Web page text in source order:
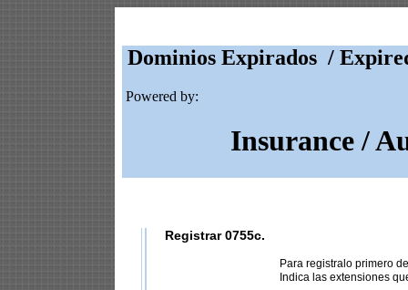
Dominios Expirados /
Powered by:
Insurance /
Registrar 0755c.
Para registralo primero
Indica las extensiones